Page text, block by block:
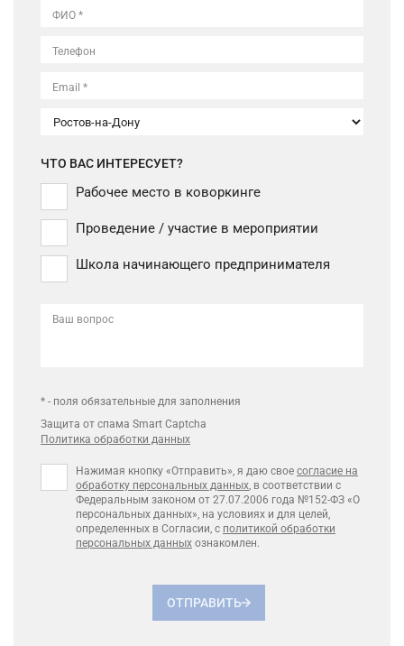
ФИО *
Телефон
Email *
ЧТО ВАС ИНТЕРЕСУЕТ?
Рабочее место в коворкинге
Проведение / участие в мероприятии
Школа начинающего предпринимателя
Ваш вопрос
* - поля обязательные для заполнения
Защита от спама Smart Captcha
Политика обработки данных
Нажимая кнопку «Отправить», я даю свое согласие на
обработку персональных данных, в соответствии с
Федеральным законом от 27.07.2006 года №152-ФЗ «О
персональных данных», на условиях и для целей,
определенных в Согласии, с политикой обработки
персональных данных ознакомлен.
ОТПРАВИТЬ